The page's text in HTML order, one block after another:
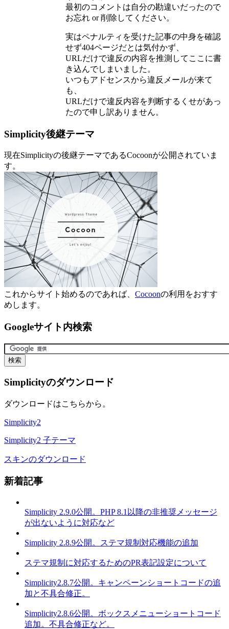
最初のコメントは自分の勘違いだったので
お忘れ or 削除してください。
実はペナルティを受けた記事の中身を確認
せず404ページだとは気付かず、
URLだけで違反の内容を推測してここに書
き込んでしまいました。
いつもアドセンスから違反メールが来て
も、
URLだけで違反内容を判断するくせがあっ
たので申し訳ありません。
Simplicity後継テーマ
現在Simplicityの後継テーマであるCocoonが公開されていま
す。
これからサイト始めるのであれば、 Cocoonの利用をおすす
めします。
Googleサイト内検索
Simplicityのダウンロード
ダウンロードはこちらから。
Simplicity2
Simplicity2 子テーマ
スキンのダウンロード
新着記事
Simplicity 2.9.0公開。PHP 8.1以降の非推奨メッセージ
が出ないように対応など
Simplicity 2.8.9公開。ステマ規制対応機能の追加
ステマ規制に対応するためのPR表記設定について
Simplicity2.8.7公開。キャンペーンショートコードの追
加と不具合修正。
Simplicity2.8.6公開。ボックスメニューショートコード
追加。不具合修正など。